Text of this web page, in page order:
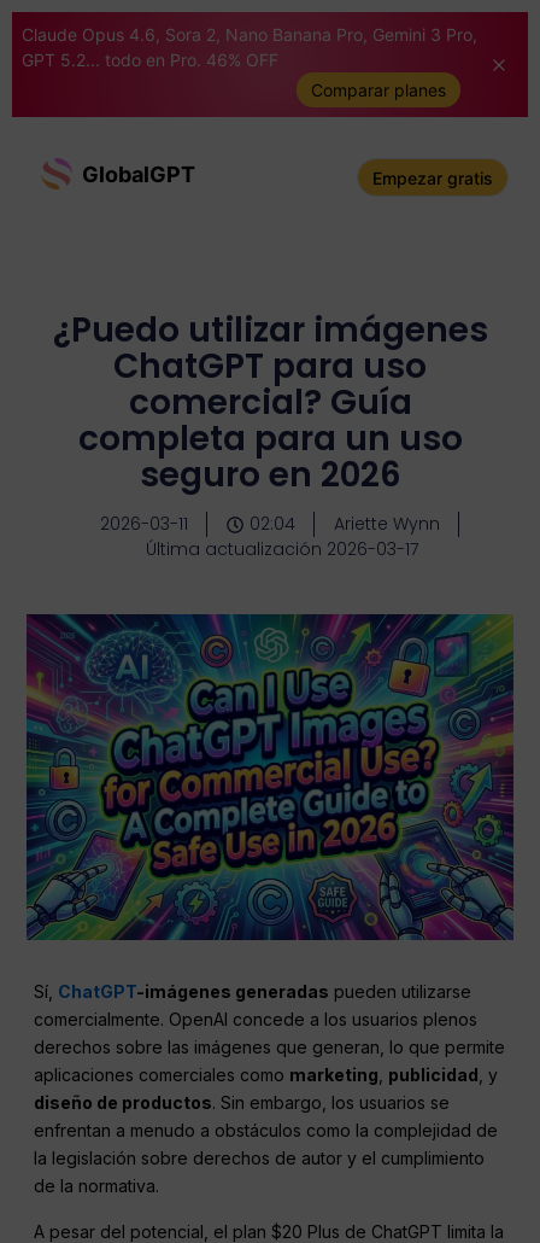
Claude Opus 4.6, Sora 2, Nano Banana Pro, Gemini 3 Pro,
GPT 5.2... todo en Pro. 46% OFF
Comparar planes
GlobalGPT Empezar gratis
¿Puedo utilizar imágenes
ChatGPT para uso
comercial? Guía
completa para un uso
seguro en 2026
2026-03-11 02:04
Ariette Wynn
Última actualización 2026-03-17
Sí, ChatGPT-imágenes generadas pueden utilizarse
comercialmente. OpenAI concede a los usuarios plenos
derechos sobre las imágenes que generan, lo que permite
aplicaciones comerciales como marketing publicidad , y
diseño de productos. Sin embargo, los usuarios se
enfrentan a menudo a obstáculos como la complejidad de
la legislación sobre derechos de autor y el cumplimiento
de la normativa.
A pesar del potencial, el plan $20 Plus de ChatGPT limita la